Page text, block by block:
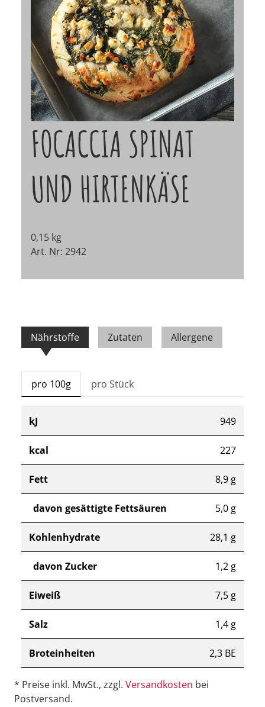
FOCACCIA SPINAT
UND HIRTENKÄSE
0,15 kg
Art. Nr: 2942
Nährstoffe Zutaten Allergene
pro 100g pro Stück
kJ 949
kcal 227
Fett 8,9 g
davon gesättigte Fettsäuren 5,0 g
Kohlenhydrate 28,1 g
davon Zucker 1,2 g
Eiweiß 7,5 g
Salz 1,4 g
Broteinheiten 2,3 BE
* Preise inkl. MwSt., zzgl. Versandkosten bei
Postversand.